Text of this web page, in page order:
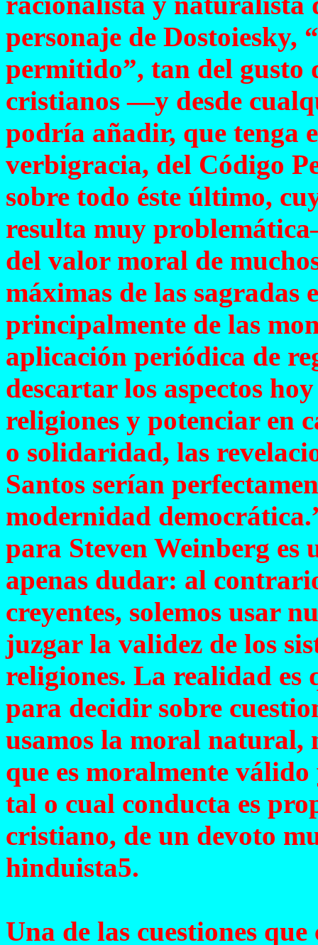
personaje de Dostoiesky,
permitido”, tan del gusto
cristianos —y desde
podría añadir, que tenga
verbigracia, del Código
sobre todo éste último,
resulta muy
del valor moral de
máximas de las sagradas
principalmente de las
aplicación periódica de
descartar los aspectos
religiones y potenciar en
o solidaridad, las
Santos serían
modernidad
para Steven Weinberg es
apenas dudar: al
creyentes, solemos usar
juzgar la validez de los
religiones. La realidad es
para decidir sobre
usamos la moral natural,
que es moralmente
tal o cual conducta es
cristiano, de un devoto
hinduista5.
Una de las cuestiones